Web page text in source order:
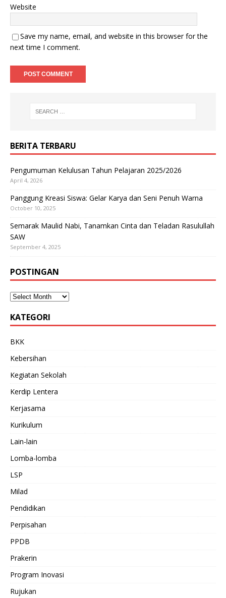
Website
Save my name, email, and website in this browser for the
next time I comment.
BERITA TERBARU
Pengumuman Kelulusan Tahun Pelajaran 2025/2026
April 4, 2026
Panggung Kreasi Siswa: Gelar Karya dan Seni Penuh Warna
October 10, 2025
Semarak Maulid Nabi, Tanamkan Cinta dan Teladan Rasulullah
SAW
September 4, 2025
POSTINGAN
KATEGORI
BKK
Kebersihan
Kegiatan Sekolah
Kerdip Lentera
Kerjasama
Kurikulum
Lain-lain
Lomba-lomba
LSP
Milad
Pendidikan
Perpisahan
PPDB
Prakerin
Program Inovasi
Rujukan